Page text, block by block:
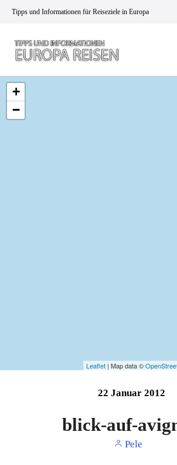
Tipps und Informationen für Reiseziele in Europa
+
−
Leaflet | Map data ©
22 Januar 2012
blick-auf-
Pele